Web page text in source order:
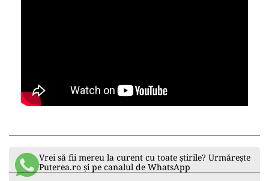
Vrei să fii mereu la curent cu toate știrile? Urmărește
Puterea.ro și pe canalul de WhatsApp